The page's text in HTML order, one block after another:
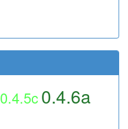
0.4.5c0.4.6a